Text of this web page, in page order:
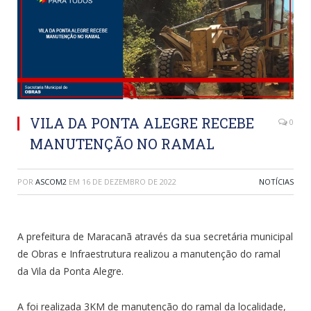
VILA DA PONTA ALEGRE RECEBE
MANUTENÇÃO NO RAMAL
0
POR ASCOM2 EM 16 DE DEZEMBRO DE 2022 NOTÍCIAS
A prefeitura de Maracanã através da sua secretária municipal
de Obras e Infraestrutura realizou a manutenção do ramal
da Vila da Ponta Alegre.
A foi realizada 3KM de manutenção do ramal da localidade,